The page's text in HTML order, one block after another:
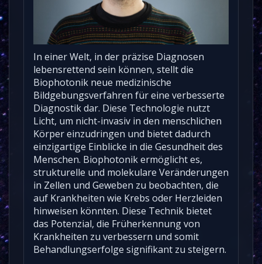
In einer Welt, in der präzise Diagnosen
lebensrettend sein können, stellt die
Biophotonik neue medizinische
Bildgebungsverfahren für eine verbesserte
Diagnostik dar. Diese Technologie nutzt
Licht, um nicht-invasiv in den menschlichen
Körper einzudringen und bietet dadurch
einzigartige Einblicke in die Gesundheit des
Menschen. Biophotonik ermöglicht es,
strukturelle und molekulare Veränderungen
in Zellen und Geweben zu beobachten, die
auf Krankheiten wie Krebs oder Herzleiden
hinweisen könnten. Diese Technik bietet
das Potenzial, die Früherkennung von
Krankheiten zu verbessern und somit
Behandlungserfolge signifikant zu steigern.